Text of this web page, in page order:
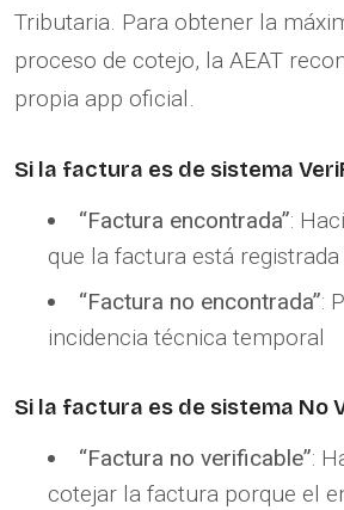
Tributaria. Para obtener la
proceso de cotejo, la AEAT
propia app oficial.
Si la factura es de sistema
“Factura encontrada”:
que la factura está
“Factura no encontrada”:
incidencia técnica temporal
Si la factura es de sistema No
“Factura no verificable”:
cotejar la factura porque el